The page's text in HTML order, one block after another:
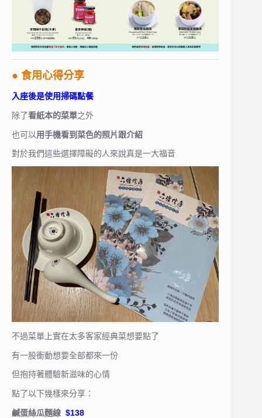
● 食用心得分享
入座後是使用掃碼點餐
除了看紙本的菜單之外
也可以用手機看到菜色的照片跟介紹
對於我們這些選擇障礙的人來說真是一大福音
不過菜單上實在太多客家經典菜想要點了
有一股衝動想要全部都來一份
但抱持著體驗新滋味的心情
點了以下幾樣來分享：
鹹蛋絲瓜麵線 $138